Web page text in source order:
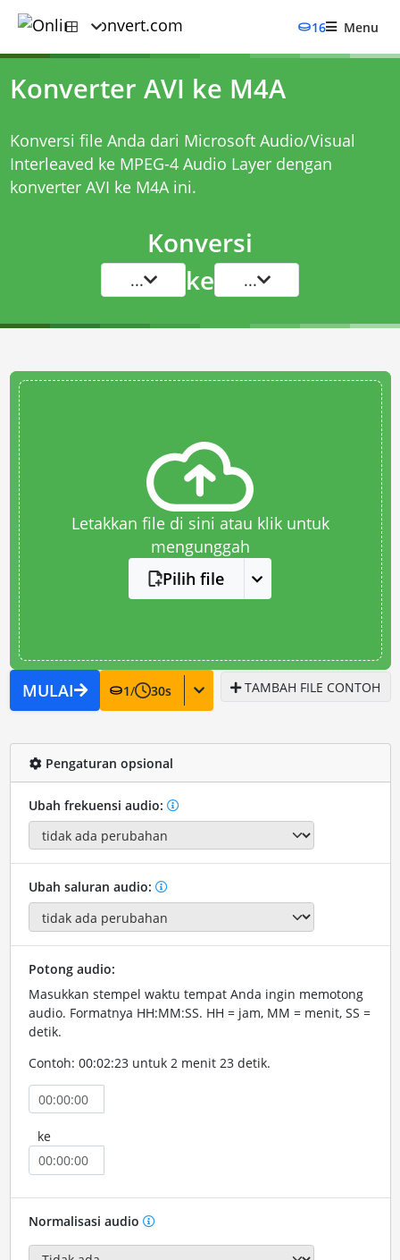
16 Menu
Konverter AVI ke M4A
Konversi file Anda dari Microsoft Audio/Visual
Interleaved ke MPEG-4 Audio Layer dengan
konverter AVI ke M4Aini.
Konversi
... ke ...
Letakkan file di sini atau klik untuk
mengunggah
Pilih file
MULAI 1/ 30s TAMBAH FILE CONTOH
Pengaturan opsional
Ubah frekuensi audio:
Ubah saluran audio:
Potong audio:
Masukkan stempel waktu tempat Anda ingin memotong
audio. Formatnya HH:MM:SS. HH = jam, MM = menit, SS =
detik.
Contoh: 00:02:23 untuk 2 menit 23 detik.
ke
Normalisasi audio